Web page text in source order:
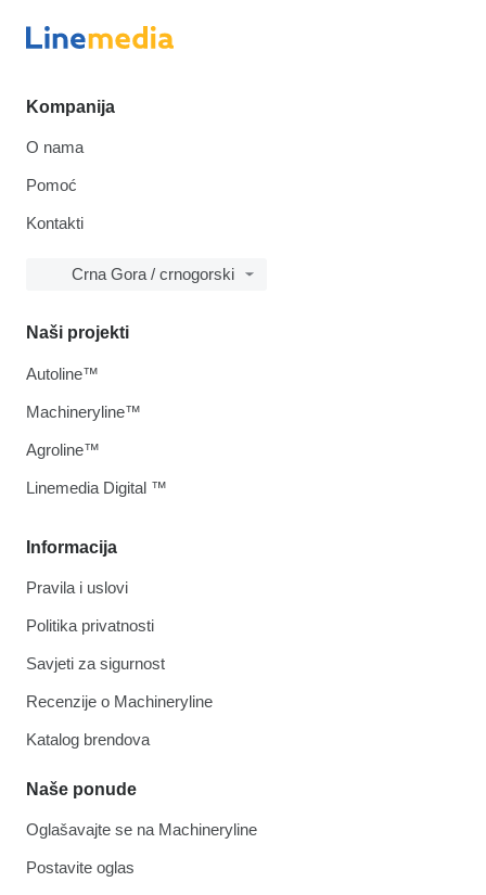
Kompanija
O nama
Pomoć
Kontakti
Crna Gora / crnogorski
Informacija
Pravila i uslovi
Politika privatnosti
Savjeti za sigurnost
Recenzije o Machineryline
Katalog brendova
Naše ponude
Oglašavajte se na Machineryline
Postavite oglas
Naši projekti
Autoline™
Machineryline™
Agroline™
Linemedia Digital ™